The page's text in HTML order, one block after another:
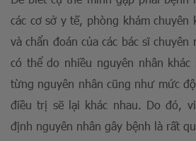
các cơ sở y tế, phòng khám chuyên
và chẩn đoán của các bác sĩ
có thể do nhiều nguyên nhân
từng nguyên nhân cũng như mức
điều trị sẽ lại khác nhau. Do đó,
định nguyên nhân gây bệnh là rất